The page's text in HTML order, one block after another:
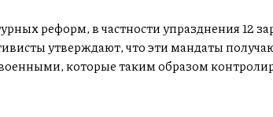
реформ, в частности упразднения 12
утверждают, что эти мандаты
которые таким образом